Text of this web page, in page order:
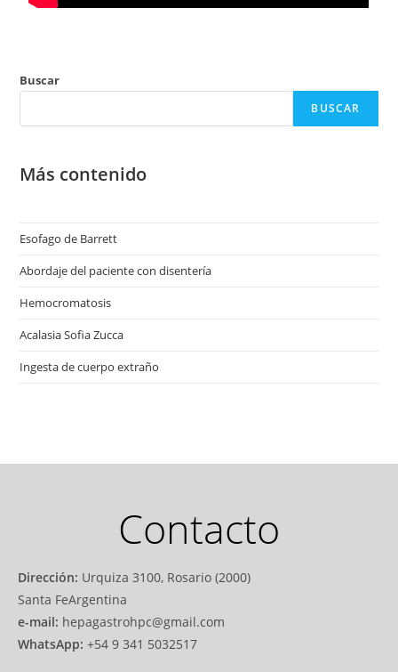
Buscar
BUSCAR
Más contenido
Esofago de Barrett
Abordaje del paciente con disentería
Hemocromatosis
Acalasia Sofia Zucca
Ingesta de cuerpo extraño
Contacto
Dirección: Urquiza 3100, Rosario (2000)
Santa FeArgentina
e-mail: hepagastrohpc@gmail.com
WhatsApp: +54 9 341 5032517